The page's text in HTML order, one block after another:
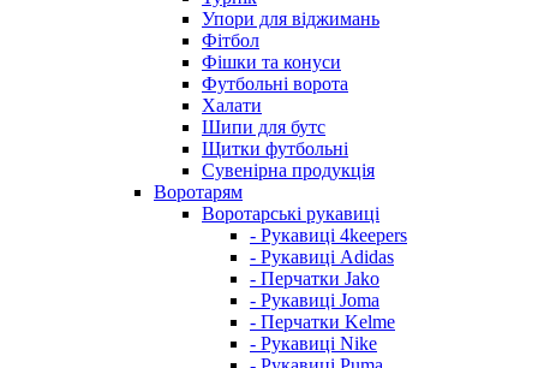
Упори для віджимань
Фітбол
Фішки та конуси
Футбольні ворота
Халати
Шипи для бутс
Щитки футбольні
Сувенірна продукція
Воротарям
Воротарські рукавиці
- Рукавиці 4keepers
- Рукавиці Adidas
- Перчатки Jako
- Рукавиці Joma
- Перчатки Kelme
- Рукавиці Nike